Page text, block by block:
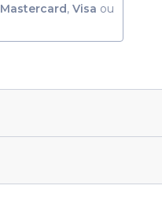
Mastercard, Visa ou